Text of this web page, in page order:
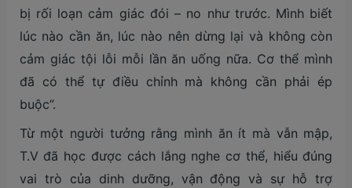
bị rối loạn cảm giác đói – no như trước. Mình biết
lúc nào cần ăn, lúc nào nên dừng lại và không còn
cảm giác tội lỗi mỗi lần ăn uống nữa. Cơ thể mình
đã có thể tự điều chỉnh mà không cần phải ép
buộc”.
Từ một người tưởng rằng mình ăn ít mà vẫn mập,
T.V đã học được cách lắng nghe cơ thể, hiểu đúng
vai trò của dinh dưỡng, vận động và sự hỗ trợ